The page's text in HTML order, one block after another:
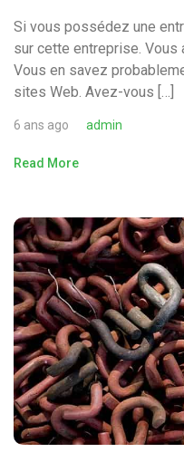
Si vous possédez une
sur cette entreprise. Vous
Vous en savez
sites Web. Avez-vous […]
6 ans ago admin
Read More